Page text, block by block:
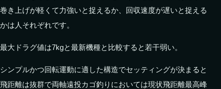
巻き上げが軽くて力強いと捉えるか、回収速度が遅いと捉える
かは人それぞれです。
最大ドラグ値は7kgと最新機種と比較すると若干弱い。
シンプルかつ回転運動に適した構造でセッティングが決まると
飛距離は抜群で両軸遠投カゴ釣りにおいては現状飛距離最高峰